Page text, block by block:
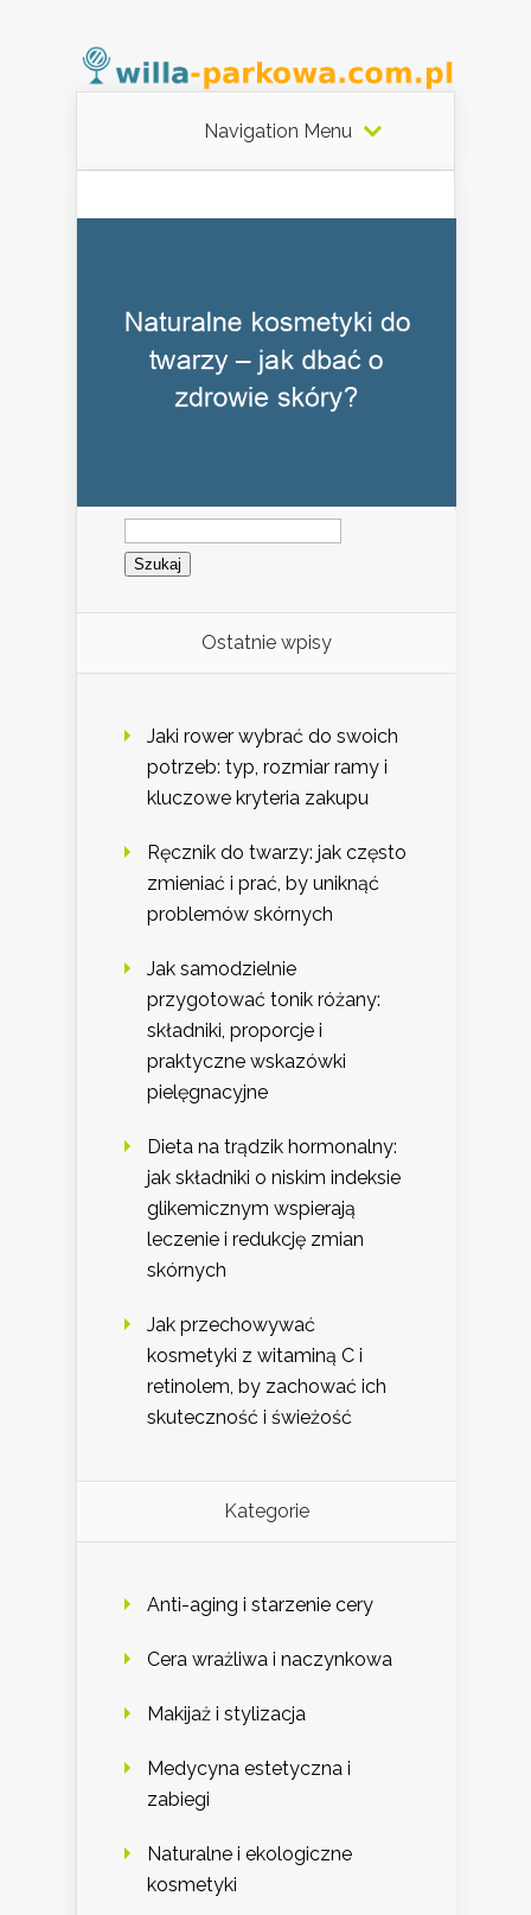
Navigation Menu
Szukaj:
Ostatnie wpisy
Jaki rower wybrać do swoich
potrzeb: typ, rozmiar ramy i
kluczowe kryteria zakupu
Ręcznik do twarzy: jak często
zmieniać i prać, by uniknąć
problemów skórnych
Jak samodzielnie
przygotować tonik różany:
składniki, proporcje i
praktyczne wskazówki
pielęgnacyjne
Dieta na trądzik hormonalny:
jak składniki o niskim indeksie
glikemicznym wspierają
leczenie i redukcję zmian
skórnych
Jak przechowywać
kosmetyki z witaminą C i
retinolem, by zachować ich
skuteczność i świeżość
Kategorie
Anti-aging i starzenie cery
Cera wrażliwa i naczynkowa
Makijaż i stylizacja
Medycyna estetyczna i
zabiegi
Naturalne i ekologiczne
kosmetyki